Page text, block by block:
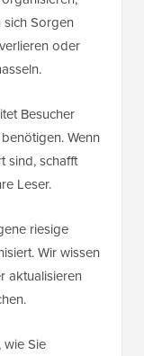
Sorgen
oder
Besucher
Wenn
sind, schafft
Leser.
riesige
Wir wissen
aktualisieren
wie Sie